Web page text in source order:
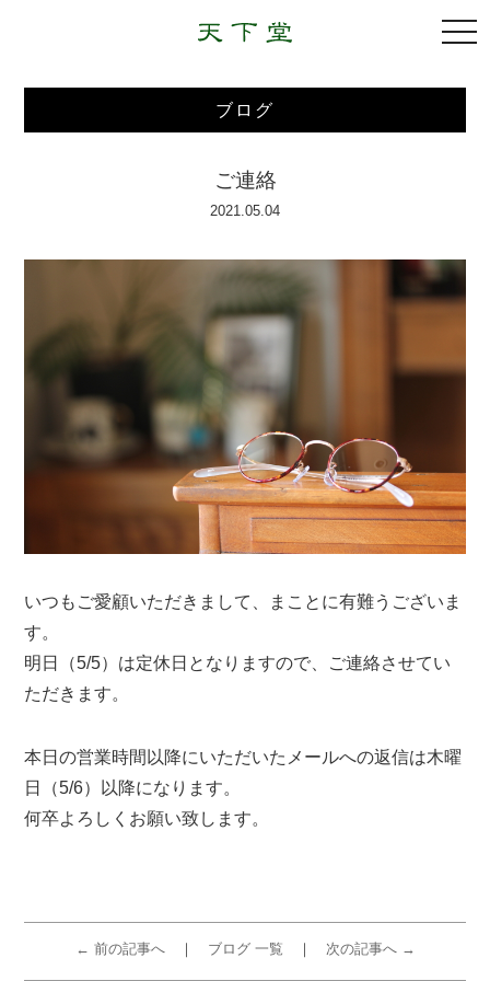
ブログ
ご連絡
2021.05.04
いつもご愛顧いただきまして、まことに有難うございま
す。
明日（5/5）は定休日となりますので、ご連絡させてい
ただきます。
本日の営業時間以降にいただいたメールへの返信は木曜
日（5/6）以降になります。
何卒よろしくお願い致します。
← 前の記事へ ブログ 一覧 次の記事へ →